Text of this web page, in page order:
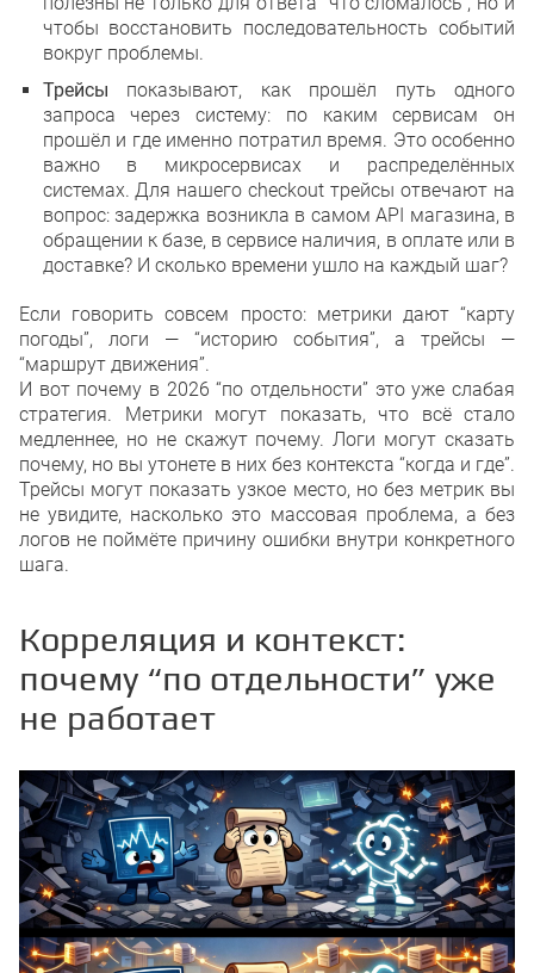
чтобы восстановить последовательность событий
вокруг проблемы.
Трейсы показывают, как прошёл путь одного
запроса через систему: по каким сервисам он
прошёл и где именно потратил время. Это особенно
важно в микросервисах и распределённых
системах. Для нашего checkout трейсы отвечают на
вопрос: задержка возникла в самом API магазина, в
обращении к базе, в сервисе наличия, в оплате или в
доставке? И сколько времени ушло на каждый шаг?
Если говорить совсем просто: метрики дают “карту
погоды”, логи — “историю события”, а трейсы —
“маршрут движения”.
И вот почему в 2026 “по отдельности” это уже слабая
стратегия. Метрики могут показать, что всё стало
медленнее, но не скажут почему. Логи могут сказать
почему, но вы утонете в них без контекста “когда и где”.
Трейсы могут показать узкое место, но без метрик вы
не увидите, насколько это массовая проблема, а без
логов не поймёте причину ошибки внутри конкретного
шага.
Корреляция и контекст:
почему “по отдельности” уже
не работает